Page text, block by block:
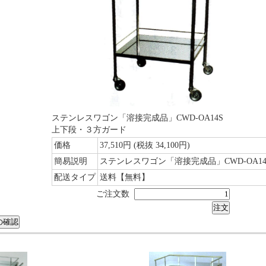
ステンレスワゴン「溶接完成品」CWD-OA14S
上下段・３方ガード
価格
37,510円 (税抜 34,100円)
簡易説明
ステンレスワゴン「溶接完成品」CWD-
配送タイプ 送料【無料】
ご注文数